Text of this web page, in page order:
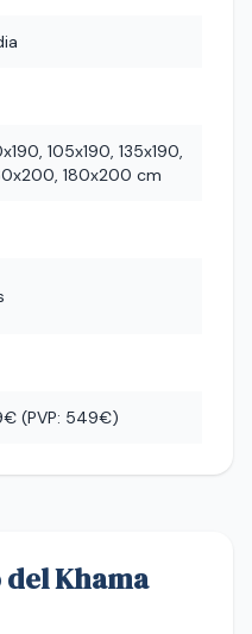
105x190, 135x190,
180x200 cm
(PVP: 549€)
Khama